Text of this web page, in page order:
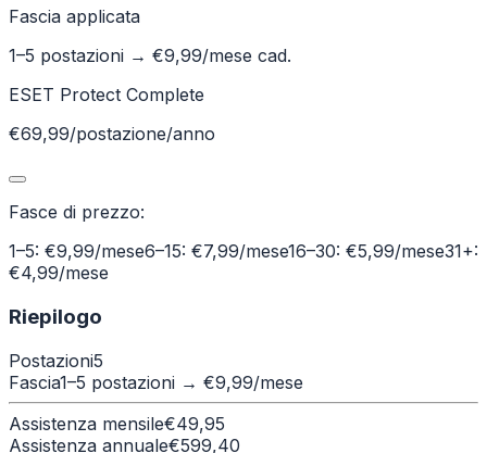
Fascia applicata
1–5 postazioni → €9,99/mese cad.
ESET Protect Complete
€69,99/postazione/anno
Fasce di prezzo:
1–5: €9,99/mese6–15: €7,99/mese16–30: €5,99/mese31+:
€4,99/mese
Riepilogo
Postazioni5
Fascia1–5 postazioni → €9,99/mese
Assistenza mensile€49,95
Assistenza annuale€599,40